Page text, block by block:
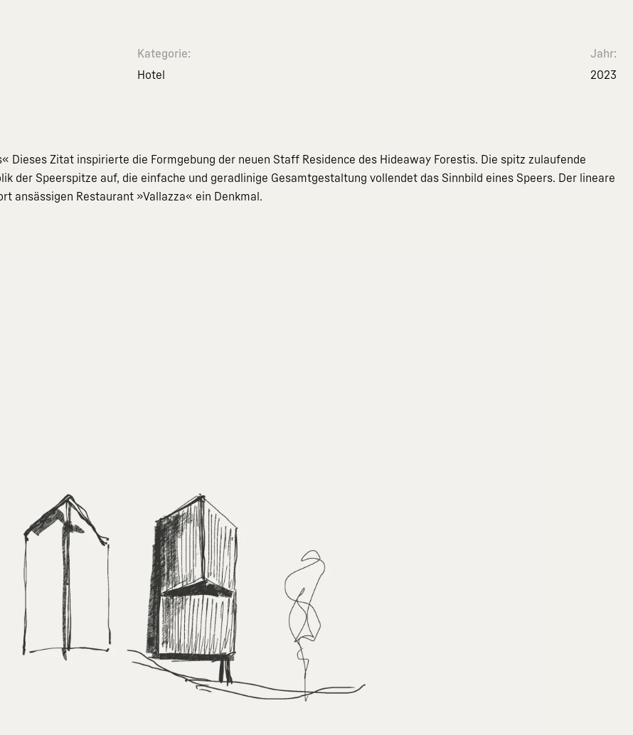
Kategorie:
Jahr:
Hotel 2023
Dieses Zitat inspirierte die Formgebung der neuen Staff Residence des Hideaway Forestis. Die spitz zulaufende
der Speerspitze auf, die einfache und geradlinige Gesamtgestaltung vollendet das Sinnbild eines Speers. Der lineare
ansässigen Restaurant »Vallazza« ein Denkmal.